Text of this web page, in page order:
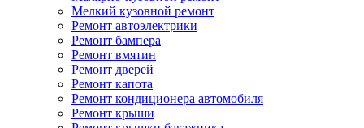
Мелкий кузовной ремонт
Ремонт автоэлектрики
Ремонт бампера
Ремонт вмятин
Ремонт дверей
Ремонт капота
Ремонт кондиционера автомобиля
Ремонт крыши